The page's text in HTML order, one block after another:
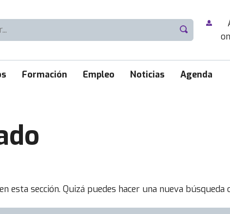
Formación Empleo Noticias Agenda
esta sección. Quizá puedes hacer una nueva búsqueda